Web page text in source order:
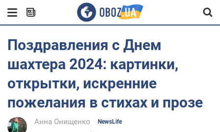
Поздравления с Днем
шахтера 2024: картинки,
открытки, искренние
пожелания в стихах и прозе
Анна Онищенко NewsLife